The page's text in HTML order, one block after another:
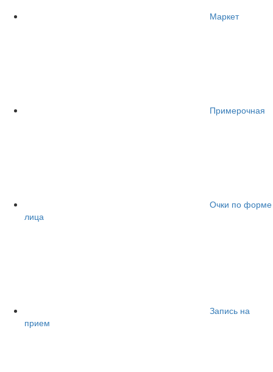
Маркет
Примерочная
Очки по форме
лица
Запись на
прием